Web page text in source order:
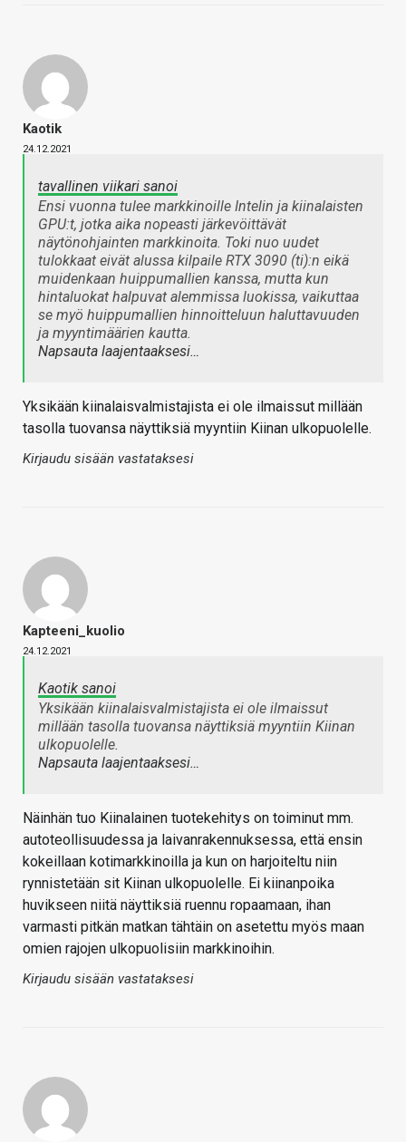
Kaotik
24.12.2021
tavallinen viikari sanoi
Ensi vuonna tulee markkinoille Intelin ja kiinalaisten
GPU:t, jotka aika nopeasti järkevöittävät
näytönohjainten markkinoita. Toki nuo uudet
tulokkaat eivät alussa kilpaile RTX 3090 (ti):n eikä
muidenkaan huippumallien kanssa, mutta kun
hintaluokat halpuvat alemmissa luokissa, vaikuttaa
se myö huippumallien hinnoitteluun haluttavuuden
ja myyntimäärien kautta.
Napsauta laajentaaksesi…
Yksikään kiinalaisvalmistajista ei ole ilmaissut millään
tasolla tuovansa näyttiksiä myyntiin Kiinan ulkopuolelle.
Kirjaudu sisään vastataksesi
Kapteeni_kuolio
24.12.2021
Kaotik sanoi
Yksikään kiinalaisvalmistajista ei ole ilmaissut
millään tasolla tuovansa näyttiksiä myyntiin Kiinan
ulkopuolelle.
Napsauta laajentaaksesi…
Näinhän tuo Kiinalainen tuotekehitys on toiminut mm.
autoteollisuudessa ja laivanrakennuksessa, että ensin
kokeillaan kotimarkkinoilla ja kun on harjoiteltu niin
rynnistetään sit Kiinan ulkopuolelle. Ei kiinanpoika
huvikseen niitä näyttiksiä ruennu ropaamaan, ihan
varmasti pitkän matkan tähtäin on asetettu myös maan
omien rajojen ulkopuolisiin markkinoihin.
Kirjaudu sisään vastataksesi